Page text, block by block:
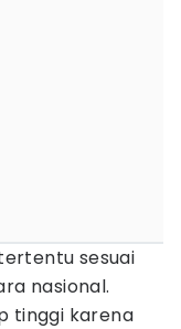
sesuai
nasional.
tinggi karena